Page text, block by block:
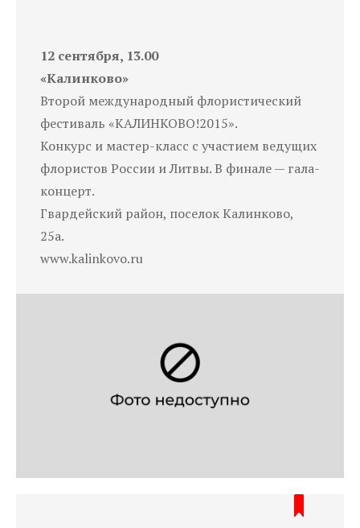
12 сентября, 13.00
«Калинково»
Второй международный флористический
фестиваль «КАЛИНКОВО!2015».
Конкурс и мастер-класс с участием ведущих
флористов России и Литвы. В финале — гала-
концерт.
Гвардейский район, поселок Калинково,
25а.
www.kalinkovo.ru